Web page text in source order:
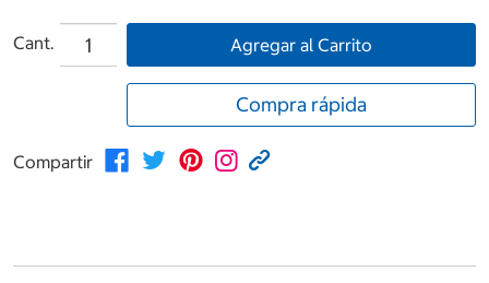
Cant. Agregar al Carrito
Compra rápida
Compartir